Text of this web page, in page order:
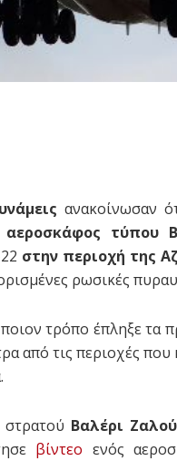
ανακοίνωσαν
αεροσκάφος τύπου
στην περιοχή της
ρωσικές
τρόπο έπληξε τα
από τις περιοχές που
Βαλέρι
βίντεο ενός